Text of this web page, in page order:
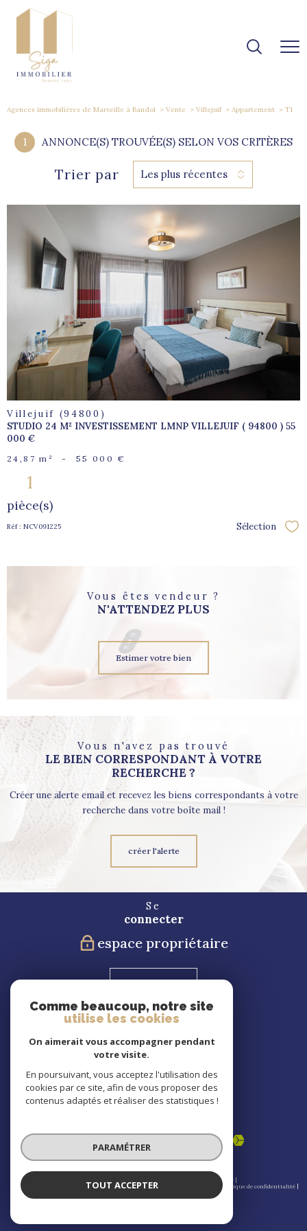
Agences immobilières de Marseille à Bandol Vente Villejuif Appartement T1
1 ANNONCE(S) TROUVÉE(S) SELON VOS CRITÈRES
Trier par Les plus récentes
voir le
bien
Villejuif (94800)
STUDIO 24 M² INVESTISSEMENT LMNP VILLEJUIF ( 94800 ) 55
000 €
24,87 m² - 55 000 €
1
pièce(s)
Réf : NCV091225 Sélection
Vous êtes vendeur ?
N'ATTENDEZ PLUS
Estimer votre bien
Vous n'avez pas trouvé
LE BIEN CORRESPONDANT À VOTRE
RECHERCHE ?
Créer une alerte email et recevez les biens correspondants à votre
recherche dans votre boîte mail !
créer l'alerte
Se
connecter
espace propriétaire
suivre
Nous
© 2026 | Tous droits réservés | Traduction powered by Google |
Nos honoraires
Plan du site Mentions légales Admin
Politique de confidentialité
Comme beaucoup, notre site
utilise les cookies
On aimerait vous accompagner pendant
votre visite.
En poursuivant, vous acceptez l'utilisation des
cookies par ce site, afin de vous proposer des
contenus adaptés et réaliser des statistiques !
PARAMÉTRER
TOUT ACCEPTER